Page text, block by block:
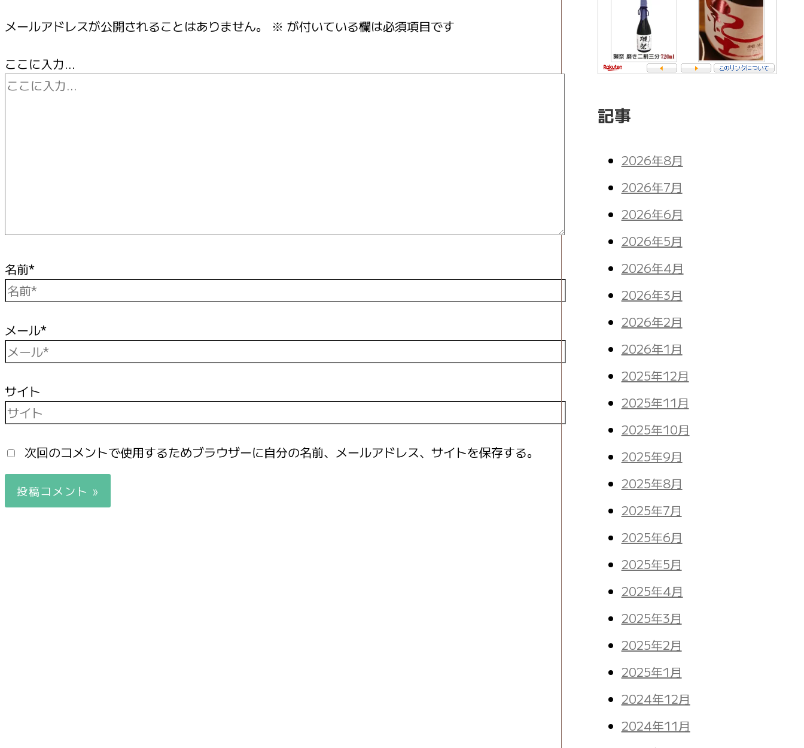
メールアドレスが公開されることはありません。 ※ が付いている欄は必須項目です
ここに入力…
名前*
メール*
サイト
次回のコメントで使用するためブラウザーに自分の名前、メールアドレス、サイトを保存する。
記事
2026年8月
2026年7月
2026年6月
2026年5月
2026年4月
2026年3月
2026年2月
2026年1月
2025年12月
2025年11月
2025年10月
2025年9月
2025年8月
2025年7月
2025年6月
2025年5月
2025年4月
2025年3月
2025年2月
2025年1月
2024年12月
2024年11月